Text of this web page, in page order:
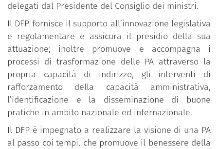
delegati dal Presidente del Consiglio dei ministri.
Il DFP fornisce il supporto all’innovazione legislativa
e regolamentare e assicura il presidio della sua
attuazione; inoltre promuove e accompagna i
processi di trasformazione delle PA attraverso la
propria capacità di indirizzo, gli interventi di
rafforzamento della capacità amministrativa,
l’identificazione e la disseminazione di buone
pratiche in ambito nazionale ed internazionale.
Il DFP è impegnato a realizzare la visione di una PA
al passo coi tempi, che promuove il benessere della